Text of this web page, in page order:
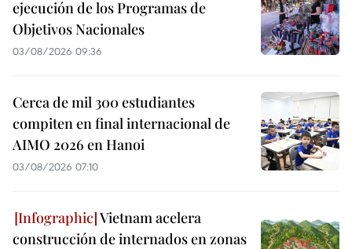
ejecución de los Programas de
Objetivos Nacionales
03/08/2026 09:36
Cerca de mil 300 estudiantes
compiten en final internacional de
AIMO 2026 en Hanoi
03/08/2026 07:10
Vietnam acelera
construcción de internados en zonas